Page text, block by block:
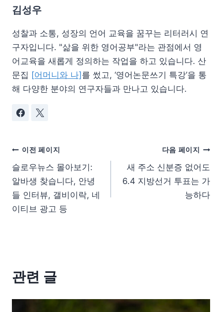
김성우
성찰과 소통, 성장의 언어 교육을 꿈꾸는 리터러시 연
구자입니다. "삶을 위한 영어공부"라는 관점에서 영
어교육을 새롭게 정의하는 작업을 하고 있습니다. 산
문집 [어머니와 나] 를 썼고, ‘영어논문쓰기 특강’을 통
해 다양한 분야의 연구자들과 만나고 있습니다.
이전 페이지
슬로우뉴스 몰아보기:
알바생 찾습니다, 안녕
들 인터뷰, 갤비이락, 네
이티브 광고 등
다음 페이지
새 주소 신분증 없어도
6.4 지방선거 투표는 가
능하다
관련 글